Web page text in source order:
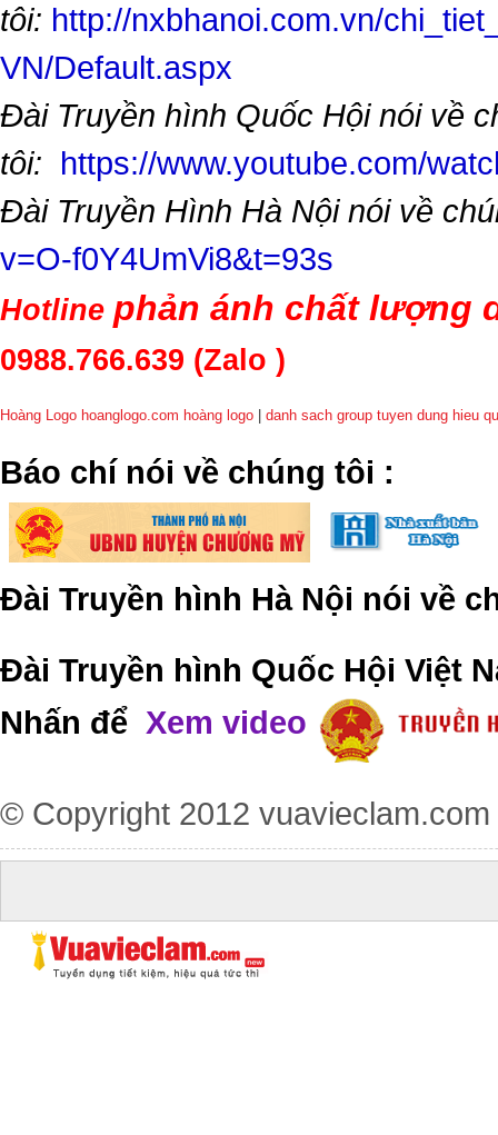
tôi: http://nxbhanoi.com.vn/
VN/Default.aspx
Đài Truyền hình Quốc Hội nói về
tôi: https://www.youtube.com/
Đài Truyền Hình Hà Nội nói về
v=O-f0Y4UmVi8&t=93s
Hotline phản ánh chất lượng
0988.766.639 (Zalo )
Hoàng Logo hoanglogo.com hoàng logo danh sach group tuyen dung hieu
​Báo chí nói về chúng tôi :
Đài Truyền hình Hà Nội nói về
Đài Truyền hình Quốc Hội Việt
Nhấn để Xem video
© Copyright 2012 vuavieclam.com